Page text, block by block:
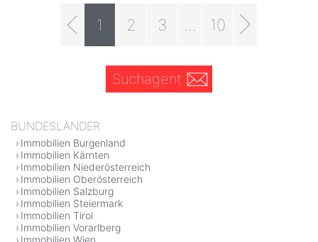
1 2 3 10
Suchagent
BUNDESLÄNDER
Immobilien Burgenland
Immobilien Kärnten
Immobilien Niederösterreich
Immobilien Oberösterreich
Immobilien Salzburg
Immobilien Steiermark
Immobilien Tirol
Immobilien Vorarlberg
Immobilien Wien